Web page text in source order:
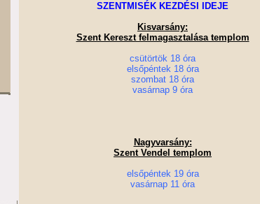
SZENTMISÉK KEZDÉSI IDEJE
Kisvarsány:
Szent Kereszt felmagasztalása templom
csütörtök 18 óra
elsőpéntek 18 óra
szombat 18 óra
vasárnap 9 óra
Nagyvarsány:
Szent Vendel templom
elsőpéntek 19 óra
vasárnap 11 óra